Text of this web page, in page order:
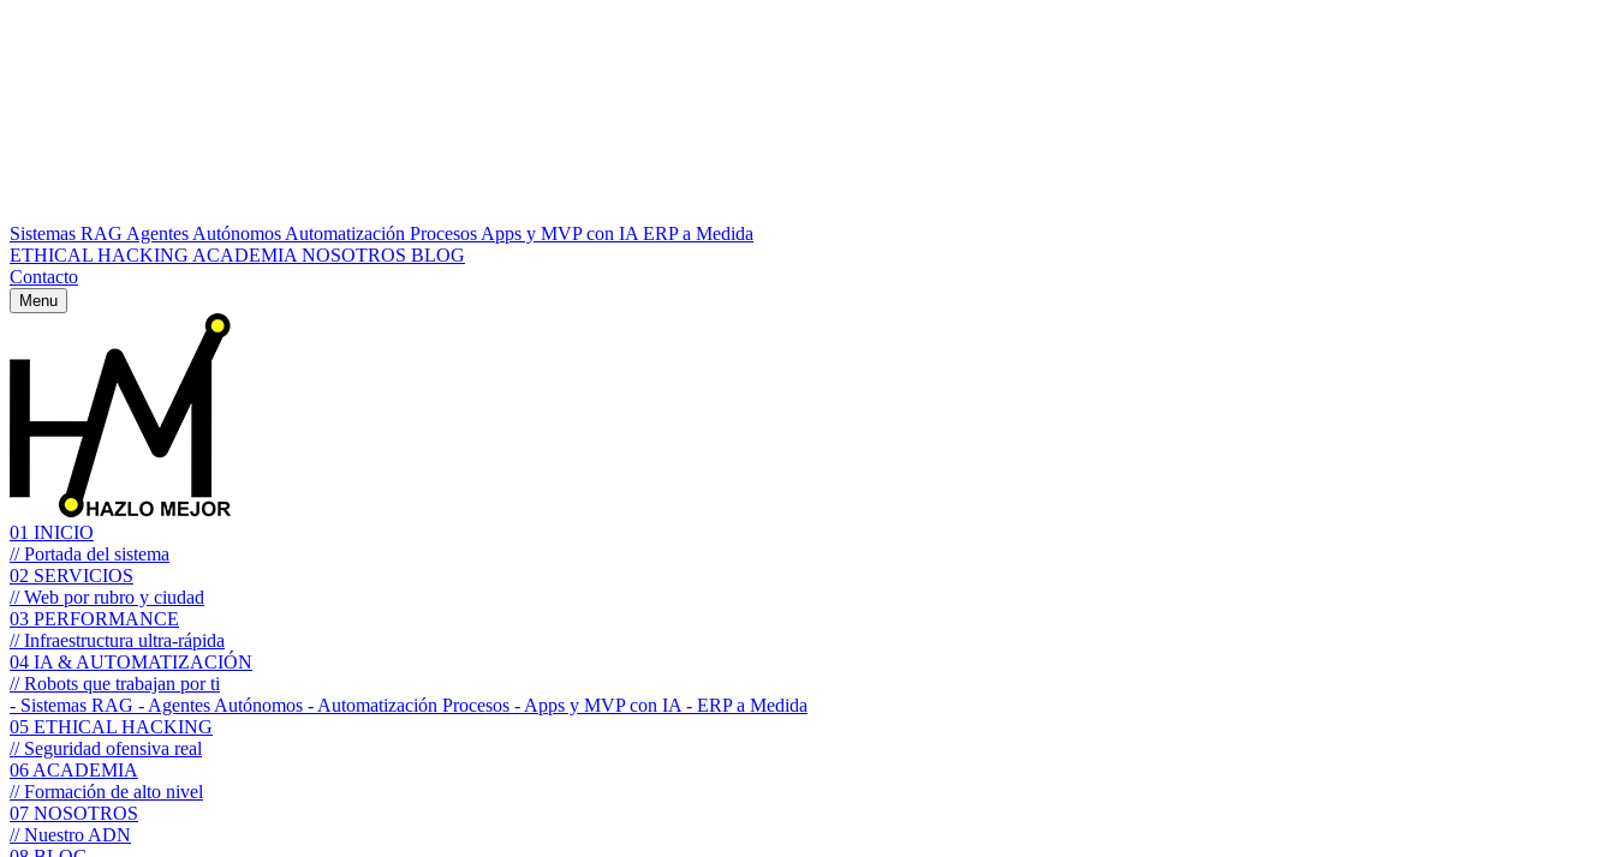
Sistemas RAG Agentes Autónomos Automatización Procesos Apps y MVP con IA ERP a Medida
ETHICAL HACKING ACADEMIA NOSOTROS BLOG
Contacto
Menu
01 INICIO
// Portada del sistema
02 SERVICIOS
// Web por rubro y ciudad
03 PERFORMANCE
// Infraestructura ultra-rápida
04 IA & AUTOMATIZACIÓN
// Robots que trabajan por ti
- Sistemas RAG - Agentes Autónomos - Automatización Procesos - Apps y MVP con IA - ERP a Medida
05 ETHICAL HACKING
// Seguridad ofensiva real
06 ACADEMIA
// Formación de alto nivel
07 NOSOTROS
// Nuestro ADN